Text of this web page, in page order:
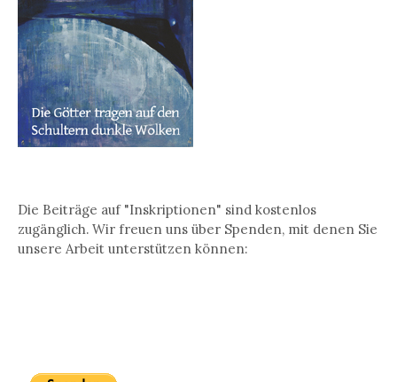
Die Beiträge auf "Inskriptionen" sind kostenlos
zugänglich. Wir freuen uns über Spenden, mit denen Sie
unsere Arbeit unterstützen können: